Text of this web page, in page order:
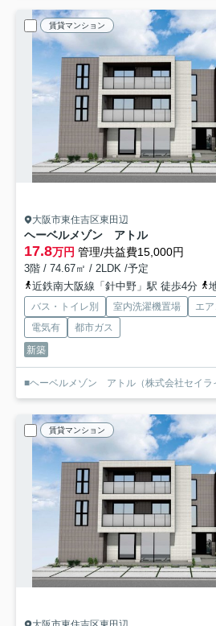
賃貸マンション
大阪市東住吉区東田辺
ヘーベルメゾン アトル
17.8万円 管理/共益費15,000円
3階 / 74.67㎡ / 2LDK /予定
近鉄南大阪線「針中野」駅 徒歩4分
バス・トイレ別 室内洗濯機置場 エ
電気有
都市ガス
新築
■ヘーベルメゾン アトル（株式会社セイラ
賃貸マンション